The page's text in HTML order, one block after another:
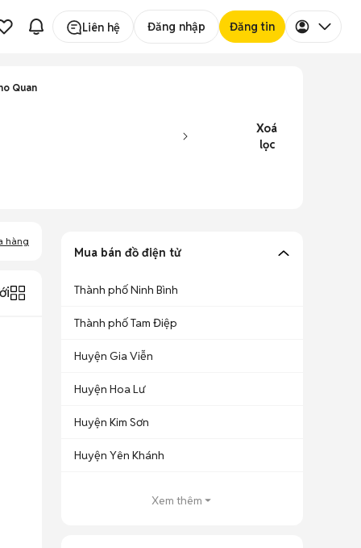
Liên hệ Đăng nhập Đăng tin
Quan
Xoá
lọc
hàng
Mua bán đồ điện tử
Thành phố Ninh Bình
Thành phố Tam Điệp
Huyện Gia Viễn
Huyện Hoa Lư
Huyện Kim Sơn
Huyện Yên Khánh
Xem thêm